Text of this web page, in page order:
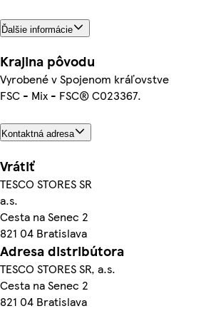
Ďalšie informácie
Krajina pôvodu
Vyrobené v Spojenom kráľovstve
FSC - Mix - FSC® C023367.
Kontaktná adresa
Vrátiť
TESCO STORES SR
a.s.
Cesta na Senec 2
821 04 Bratislava
Adresa distribútora
TESCO STORES SR, a.s.
Cesta na Senec 2
821 04 Bratislava